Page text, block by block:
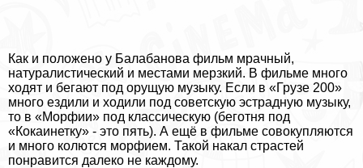
Как и положено у Балабанова фильм мрачный,
натуралистический и местами мерзкий. В фильме много
ходят и бегают под орущую музыку. Если в «Грузе 200»
много ездили и ходили под советскую эстрадную музыку,
то в «Морфии» под классическую (беготня под
«Кокаинетку» - это пять). А ещё в фильме совокупляются
и много колются морфием. Такой накал страстей
понравится далеко не каждому.